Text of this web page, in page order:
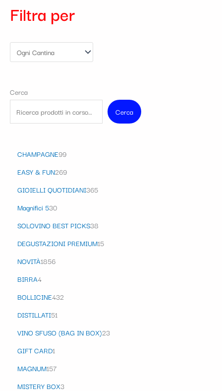
Filtra per
Cerca
Cerca
CHAMPAGNE99
EASY & FUN269
GIOIELLI QUOTIDIANI365
Magnifici 530
SOLOVINO BEST PICKS38
DEGUSTAZIONI PREMIUM15
NOVITÀ1856
BIRRA4
BOLLICINE432
DISTILLATI51
VINO SFUSO (BAG IN BOX)23
GIFT CARD1
MAGNUM157
MISTERY BOX3